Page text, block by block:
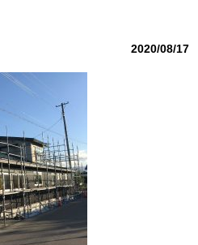
2020/08/17